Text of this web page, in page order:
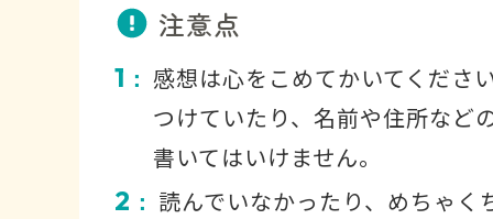
注意点
1 ： 感想は心をこめてかいてくださ
つけていたり、名前や住所など
書いてはいけません。
2 ： 読んでいなかったり、めちゃく